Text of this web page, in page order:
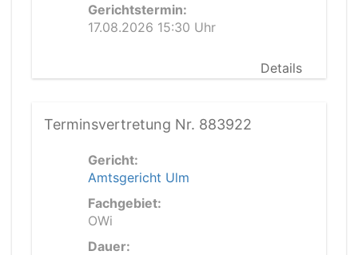
Gerichtstermin:
17.08.2026 15:30 Uhr
Details
Terminsvertretung Nr. 883922
Gericht:
Amtsgericht Ulm
Fachgebiet:
OWi
Dauer: